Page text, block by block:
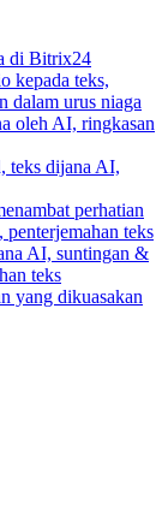
di Bitrix24
kepada teks,
dalam urus niaga
oleh AI, ringkasan
teks dijana AI,
perhatian
teks
AI, suntingan &
teks
yang dikuasakan